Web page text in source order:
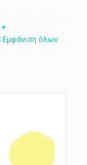
Εμφάνιση όλων